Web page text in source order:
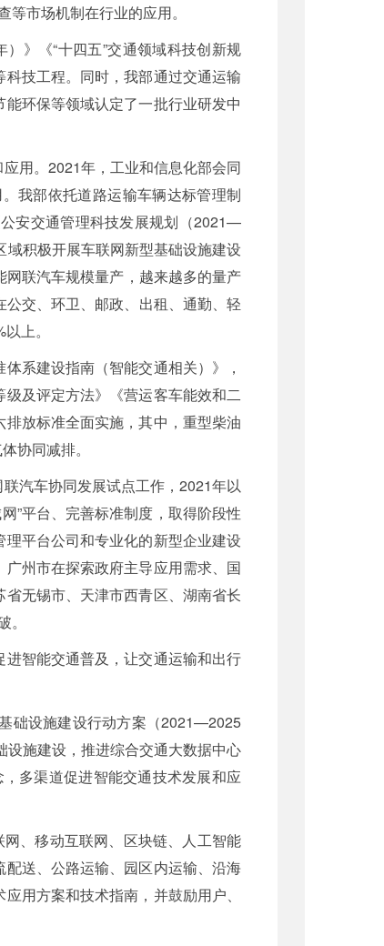
市场机制在行业的应用。
》《“十四五”交通领域科技创新规
技工程。同时，我部通过交通运输
环保等领域认定了一批行业研发中
用。2021年，工业和信息化部会同
我部依托道路运输车辆达标管理制
安交通管理科技发展规划（2021—
积极开展车联网新型基础设施建设
联汽车规模量产，越来越多的量产
交、环卫、邮政、出租、通勤、轻
上。
系建设指南（智能交通相关）》，
及评定方法》《营运客车能效和二
放标准全面实施，其中，重型柴油
协同减排。
汽车协同发展试点工作，2021年以
”平台、完善标准制度，取得阶段性
平台公司和专业化的新型企业建设
州市在探索政府主导应用需求、国
无锡市、天津市西青区、湖南省长
智能交通普及，让交通运输和出行
础设施建设行动方案（2021—2025
设施建设，推进综合交通大数据中心
多渠道促进智能交通技术发展和应
、移动互联网、区块链、人工智能
送、公路运输、园区内运输、沿海
用方案和技术指南，并鼓励用户、